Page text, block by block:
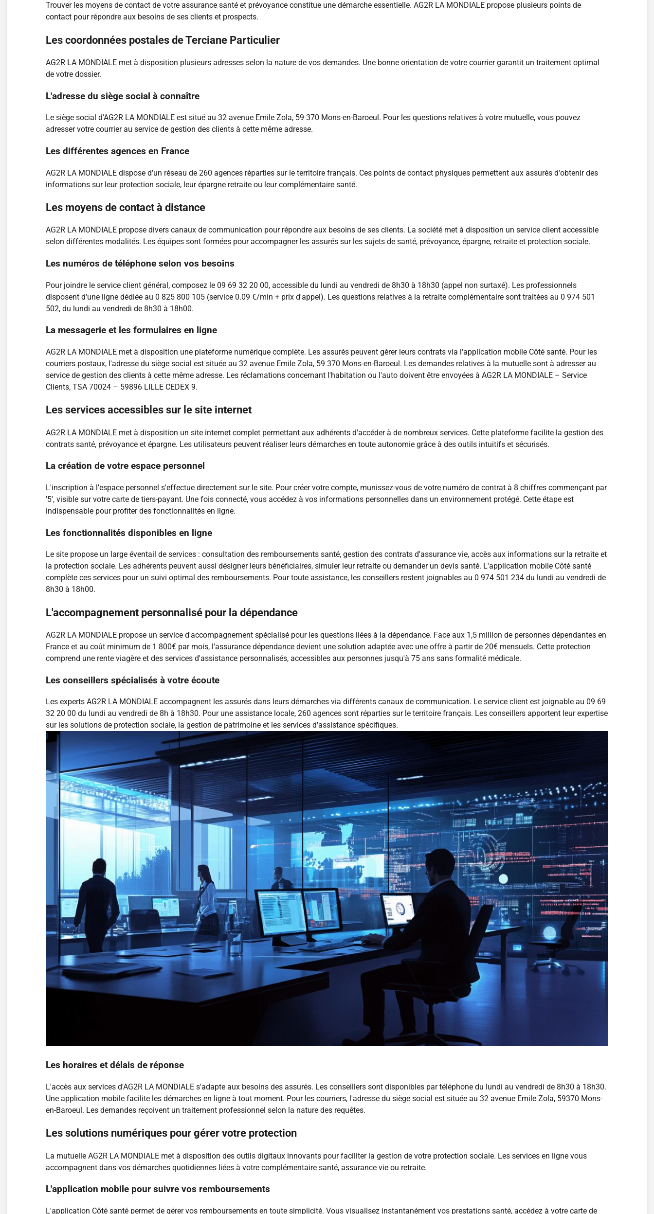
Trouver les moyens de contact de votre assurance santé et prévoyance constitue une démarche essentielle. AG2R LA MONDIALE propose plusieurs points de
contact pour répondre aux besoins de ses clients et prospects.
Les coordonnées postales de Terciane Particulier
AG2R LA MONDIALE met à disposition plusieurs adresses selon la nature de vos demandes. Une bonne orientation de votre courrier garantit un traitement optimal
de votre dossier.
L'adresse du siège social à connaître
Le siège social d'AG2R LA MONDIALE est situé au 32 avenue Emile Zola, 59 370 Mons-en-Baroeul. Pour les questions relatives à votre mutuelle, vous pouvez
adresser votre courrier au service de gestion des clients à cette même adresse.
Les différentes agences en France
AG2R LA MONDIALE dispose d'un réseau de 260 agences réparties sur le territoire français. Ces points de contact physiques permettent aux assurés d'obtenir des
informations sur leur protection sociale, leur épargne retraite ou leur complémentaire santé.
Les moyens de contact à distance
AG2R LA MONDIALE propose divers canaux de communication pour répondre aux besoins de ses clients. La société met à disposition un service client accessible
selon différentes modalités. Les équipes sont formées pour accompagner les assurés sur les sujets de santé, prévoyance, épargne, retraite et protection sociale.
Les numéros de téléphone selon vos besoins
Pour joindre le service client général, composez le 09 69 32 20 00, accessible du lundi au vendredi de 8h30 à 18h30 (appel non surtaxé). Les professionnels
disposent d'une ligne dédiée au 0 825 800 105 (service 0.09 €/min + prix d'appel). Les questions relatives à la retraite complémentaire sont traitées au 0 974 501
502, du lundi au vendredi de 8h30 à 18h00.
La messagerie et les formulaires en ligne
AG2R LA MONDIALE met à disposition une plateforme numérique complète. Les assurés peuvent gérer leurs contrats via l'application mobile Côté santé. Pour les
courriers postaux, l'adresse du siège social est située au 32 avenue Emile Zola, 59 370 Mons-en-Baroeul. Les demandes relatives à la mutuelle sont à adresser au
service de gestion des clients à cette même adresse. Les réclamations concernant l'habitation ou l'auto doivent être envoyées à AG2R LA MONDIALE – Service
Clients, TSA 70024 – 59896 LILLE CEDEX 9.
Les services accessibles sur le site internet
AG2R LA MONDIALE met à disposition un site internet complet permettant aux adhérents d'accéder à de nombreux services. Cette plateforme facilite la gestion des
contrats santé, prévoyance et épargne. Les utilisateurs peuvent réaliser leurs démarches en toute autonomie grâce à des outils intuitifs et sécurisés.
La création de votre espace personnel
L'inscription à l'espace personnel s'effectue directement sur le site. Pour créer votre compte, munissez-vous de votre numéro de contrat à 8 chiffres commençant par
'5', visible sur votre carte de tiers-payant. Une fois connecté, vous accédez à vos informations personnelles dans un environnement protégé. Cette étape est
indispensable pour profiter des fonctionnalités en ligne.
Les fonctionnalités disponibles en ligne
Le site propose un large éventail de services : consultation des remboursements santé, gestion des contrats d'assurance vie, accès aux informations sur la retraite et
la protection sociale. Les adhérents peuvent aussi désigner leurs bénéficiaires, simuler leur retraite ou demander un devis santé. L'application mobile Côté santé
complète ces services pour un suivi optimal des remboursements. Pour toute assistance, les conseillers restent joignables au 0 974 501 234 du lundi au vendredi de
8h30 à 18h00.
L'accompagnement personnalisé pour la dépendance
AG2R LA MONDIALE propose un service d'accompagnement spécialisé pour les questions liées à la dépendance. Face aux 1,5 million de personnes dépendantes en
France et au coût minimum de 1 800€ par mois, l'assurance dépendance devient une solution adaptée avec une offre à partir de 20€ mensuels. Cette protection
comprend une rente viagère et des services d'assistance personnalisés, accessibles aux personnes jusqu'à 75 ans sans formalité médicale.
Les conseillers spécialisés à votre écoute
Les experts AG2R LA MONDIALE accompagnent les assurés dans leurs démarches via différents canaux de communication. Le service client est joignable au 09 69
32 20 00 du lundi au vendredi de 8h à 18h30. Pour une assistance locale, 260 agences sont réparties sur le territoire français. Les conseillers apportent leur expertise
sur les solutions de protection sociale, la gestion de patrimoine et les services d'assistance spécifiques.
Les horaires et délais de réponse
L'accès aux services d'AG2R LA MONDIALE s'adapte aux besoins des assurés. Les conseillers sont disponibles par téléphone du lundi au vendredi de 8h30 à 18h30.
Une application mobile facilite les démarches en ligne à tout moment. Pour les courriers, l'adresse du siège social est située au 32 avenue Emile Zola, 59370 Mons-
en-Baroeul. Les demandes reçoivent un traitement professionnel selon la nature des requêtes.
Les solutions numériques pour gérer votre protection
La mutuelle AG2R LA MONDIALE met à disposition des outils digitaux innovants pour faciliter la gestion de votre protection sociale. Les services en ligne vous
accompagnent dans vos démarches quotidiennes liées à votre complémentaire santé, assurance vie ou retraite.
L'application mobile pour suivre vos remboursements
L'application Côté santé permet de gérer vos remboursements en toute simplicité. Vous visualisez instantanément vos prestations santé, accédez à votre carte de